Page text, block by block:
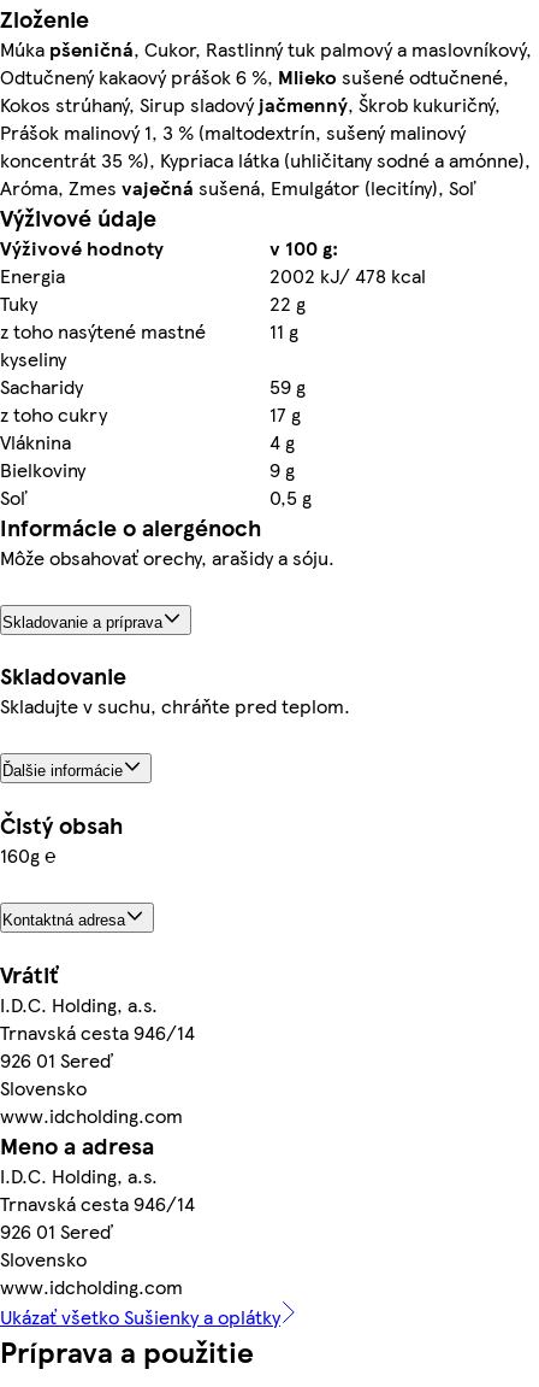
Zloženie
Múka pšeničná, Cukor, Rastlinný tuk palmový a maslovníkový,
Odtučnený kakaový prášok 6 %, Mlieko sušené odtučnené,
Kokos strúhaný, Sirup sladovýjačmenný, Škrob kukuričný,
Prášok malinový 1, 3 % (maltodextrín, sušený malinový
koncentrát 35 %), Kypriaca látka (uhličitany sodné a amónne),
Aróma, Zmes vaječná sušená, Emulgátor (lecitíny), Soľ
Výživové údaje
Výživové hodnoty
v 100 g:
Energia
2002 kJ/ 478 kcal
Tuky
22 g
z toho nasýtené mastné
kyseliny
11 g
Sacharidy
59 g
z toho cukry
17 g
Vláknina
4 g
Bielkoviny
9 g
Soľ
0,5 g
Informácie o alergénoch
Môže obsahovať orechy, arašidy a sóju.
Skladovanie a príprava
Skladovanie
Skladujte v suchu, chráňte pred teplom.
Ďalšie informácie
Čistý obsah
160g ℮
Kontaktná adresa
Vrátiť
I.D.C. Holding, a.s.
Trnavská cesta 946/14
926 01 Sereď
Slovensko
www.idcholding.com
Meno a adresa
I.D.C. Holding, a.s.
Trnavská cesta 946/14
926 01 Sereď
Slovensko
www.idcholding.com
Ukázať všetko Sušienky a oplátky
Príprava a použitie